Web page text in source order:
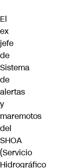
El
ex
jefe
de
Sistema
de
alertas
y
maremotos
del
SHOA
(Servicio
Hidrográfico